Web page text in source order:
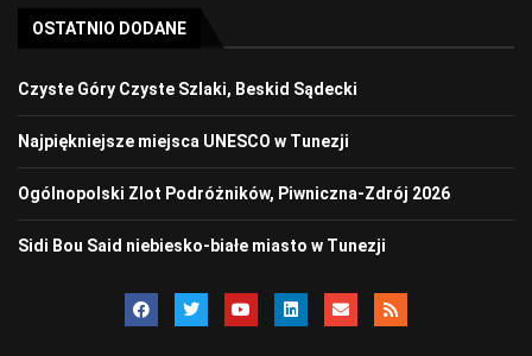
OSTATNIO DODANE
Czyste Góry Czyste Szlaki, Beskid Sądecki
Najpiękniejsze miejsca UNESCO w Tunezji
Ogólnopolski Zlot Podróżników, Piwniczna-Zdrój 2026
Sidi Bou Said niebiesko-białe miasto w Tunezji